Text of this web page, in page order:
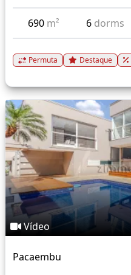
690 m² 6 dorms
Permuta Destaque
Vídeo
Pacaembu